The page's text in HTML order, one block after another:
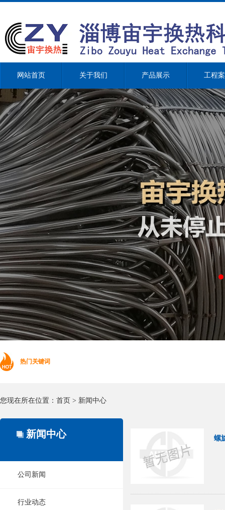
网站首页 关于我们 产品展示 工程
热门关键词
您现在所在位置： 首页 > 新闻中心
新闻中心
公司新闻
行业动态
螺